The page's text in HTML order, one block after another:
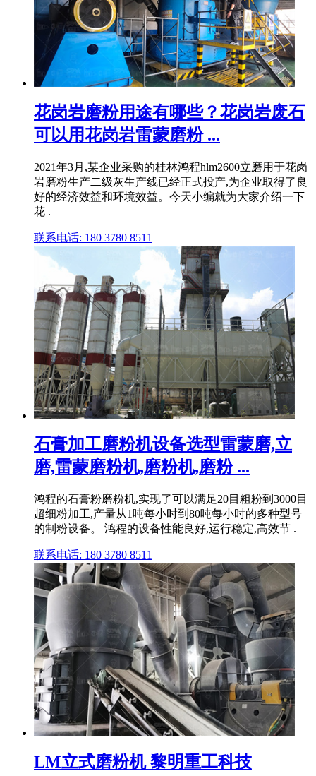
花岗岩磨粉用途有哪些？花岗岩废石
可以用花岗岩雷蒙磨粉 ...
2021年3月,某企业采购的桂林鸿程hlm2600立磨用于花岗
岩磨粉生产二级灰生产线已经正式投产,为企业取得了良
好的经济效益和环境效益。今天小编就为大家介绍一下
花 .
联系电话: 180 3780 8511
石膏加工磨粉机设备选型雷蒙磨,立
磨,雷蒙磨粉机,磨粉机,磨粉 ...
鸿程的石膏粉磨粉机,实现了可以满足20目粗粉到3000目
超细粉加工,产量从1吨每小时到80吨每小时的多种型号
的制粉设备。 鸿程的设备性能良好,运行稳定,高效节 .
联系电话: 180 3780 8511
LM立式磨粉机 黎明重工科技